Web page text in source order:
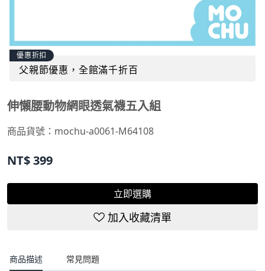
優惠折扣
父親節優惠，全館滿千折百
伸懶腰動物網眼透氣襪五入組
商品貨號： mochu-a0061-M64108
NT$399
立即選購
加入收藏清單
商品描述 常見問題